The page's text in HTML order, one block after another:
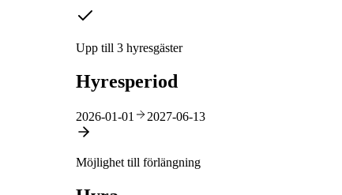
Upp till 3 hyresgäster
Hyresperiod
2026-01-01 2027-06-13
Möjlighet till förlängning